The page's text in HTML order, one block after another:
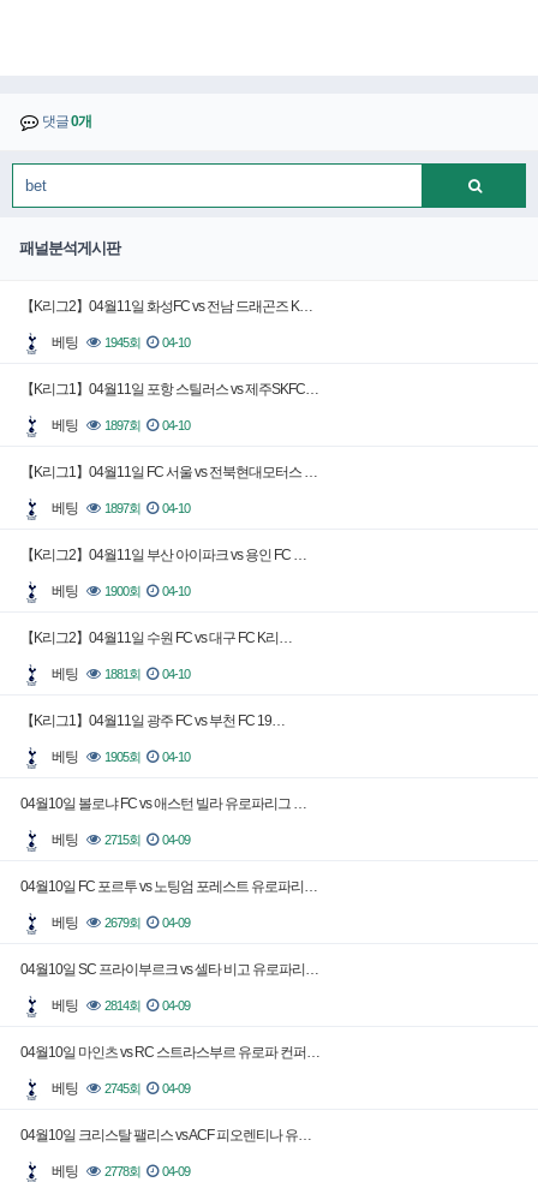
댓글0개
패널분석게시판
【K리그2】04월11일 화성FC vs 전남 드래곤즈 K…
베팅 1945회 04-10
【K리그1】04월11일 포항 스틸러스 vs 제주SKFC…
베팅 1897회 04-10
【K리그1】04월11일 FC 서울 vs 전북현대모터스 …
베팅 1897회 04-10
【K리그2】04월11일 부산 아이파크 vs 용인 FC …
베팅 1900회 04-10
【K리그2】04월11일 수원 FC vs 대구 FC K리…
베팅 1881회 04-10
【K리그1】04월11일 광주 FC vs 부천 FC 19…
베팅 1905회 04-10
04월10일 볼로냐 FC vs 애스턴 빌라 유로파리그 …
베팅 2715회 04-09
04월10일 FC 포르투 vs 노팅엄 포레스트 유로파리…
베팅 2679회 04-09
04월10일 SC 프라이부르크 vs 셀타 비고 유로파리…
베팅 2814회 04-09
04월10일 마인츠 vs RC 스트라스부르 유로파 컨퍼…
베팅 2745회 04-09
04월10일 크리스탈 팰리스 vs ACF 피오렌티나 유…
베팅 2778회 04-09